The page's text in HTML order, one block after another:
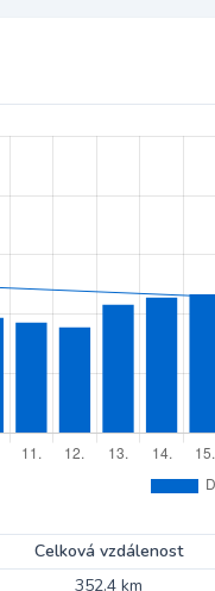
Celková vzdálenost
352.4 km